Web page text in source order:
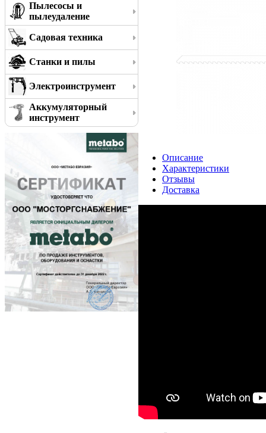
Пылесосы и
пылеудаление
Садовая техника
Станки и пилы
Электроинструмент
Аккумуляторный
инструмент
Описание
Характеристики
Отзывы
Доставка